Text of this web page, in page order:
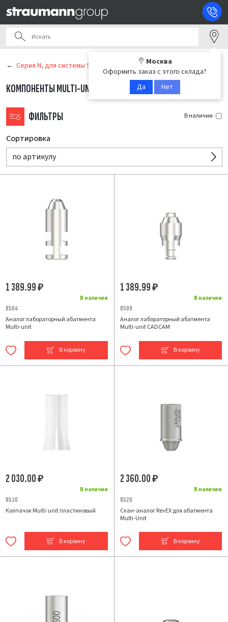
Москва
Оформить заказ с этого склада?
Да
Нет
Серия N, для системы Straumann Tissue Level
ФИЛЬТРЫ
КОМПОНЕНТЫ MULTI-UNIT
В наличии
Сортировка
по артикулу
В наличии
1 389.99₽
8504
Аналог лабораторный абатмента
Multi-unit
В корзину
В наличии
1 389.99₽
8509
Аналог лабораторный абатмента
Multi-unit CADCAM
В корзину
В наличии
2 030.00₽
8510
Колпачок Multi-unit пластиковый
В корзину
В наличии
2 360.00₽
8520
Скан-аналог RevEX для абатмента
Multi-Unit
В корзину